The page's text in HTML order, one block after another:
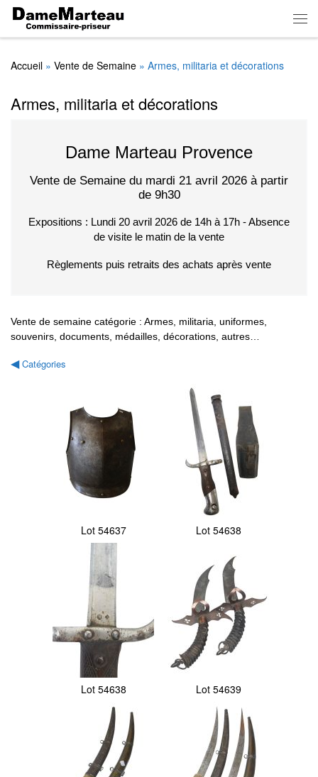
Skip to content
Accueil » Vente de Semaine » Armes, militaria et décorations
Armes, militaria et décorations
Dame Marteau Provence
Vente de Semaine du mardi 21 avril 2026 à partir
de 9h30
Expositions : Lundi 20 avril 2026 de 14h à 17h - Absence
de visite le matin de la vente
Règlements puis retraits des achats après vente
Vente de semaine catégorie : Armes, militaria, uniformes,
souvenirs, documents, médailles, décorations, autres…
◀ Catégories
Lot 54637 Lot 54638
Lot 54638 Lot 54639